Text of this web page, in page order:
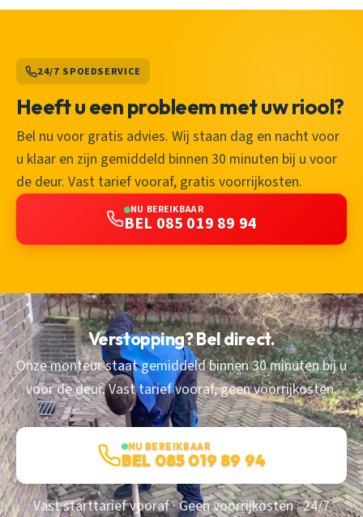
24/7 SPOEDSERVICE
Heeft u een probleem met uw riool?
Bel nu voor gratis advies. Wij staan dag en nacht voor
u klaar en zijn gemiddeld binnen 30 minuten bij u voor
de deur. Vast tarief vooraf, gratis voorrijkosten.
NU BEREIKBAAR
BEL 085 019 89 94
Verstopping? Bel direct.
Onze monteur staat gemiddeld binnen 30 minuten bij u
voor de deur. Vast tarief vooraf, geen voorrijkosten.
NU BEREIKBAAR
BEL 085 019 89 94
Vast starttarief vooraf · Geen voorrijkosten · 24/7